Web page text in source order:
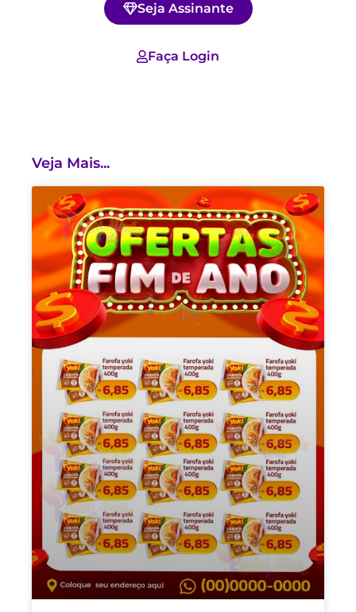
Seja Assinante
Faça Login
Veja Mais...